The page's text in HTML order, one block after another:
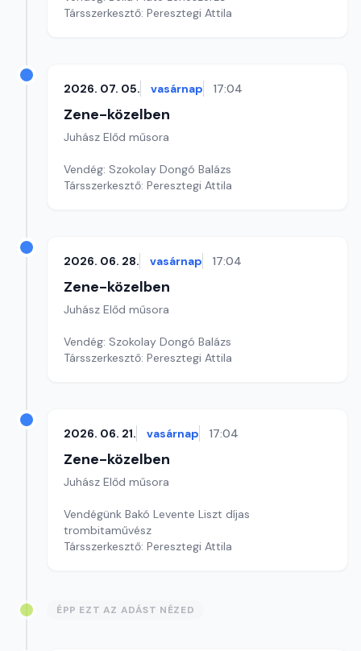
Társszerkesztő: Peresztegi Attila
2026. 07. 05. vasárnap 17:04
Zene-közelben
Juhász Előd műsora
Vendég: Szokolay Dongó Balázs
Társszerkesztő: Peresztegi Attila
2026. 06. 28. vasárnap 17:04
Zene-közelben
Juhász Előd műsora
Vendég: Szokolay Dongó Balázs
Társszerkesztő: Peresztegi Attila
2026. 06. 21. vasárnap 17:04
Zene-közelben
Juhász Előd műsora
Vendégünk Bakó Levente Liszt díjas
trombitaművész
Társszerkesztő: Peresztegi Attila
ÉPP EZT AZ ADÁST NÉZED